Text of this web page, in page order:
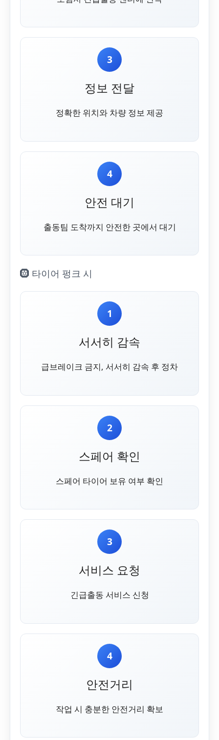
3
정보 전달
정확한 위치와 차량 정보 제공
4
안전 대기
출동팀 도착까지 안전한 곳에서 대기
🛞 타이어 펑크 시
1
서서히 감속
급브레이크 금지, 서서히 감속 후 정차
2
스페어 확인
스페어 타이어 보유 여부 확인
3
서비스 요청
긴급출동 서비스 신청
4
안전거리
작업 시 충분한 안전거리 확보